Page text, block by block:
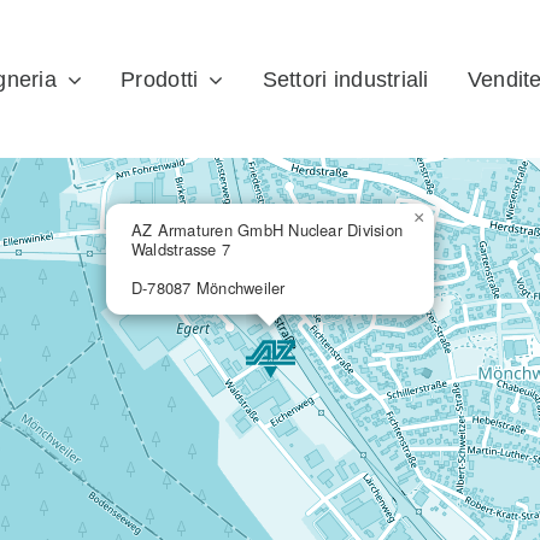
Prodotti Settori industriali
AZ Armaturen GmbH Nuclear Division
Waldstrasse 7
D-78087 Mönchweiler
×